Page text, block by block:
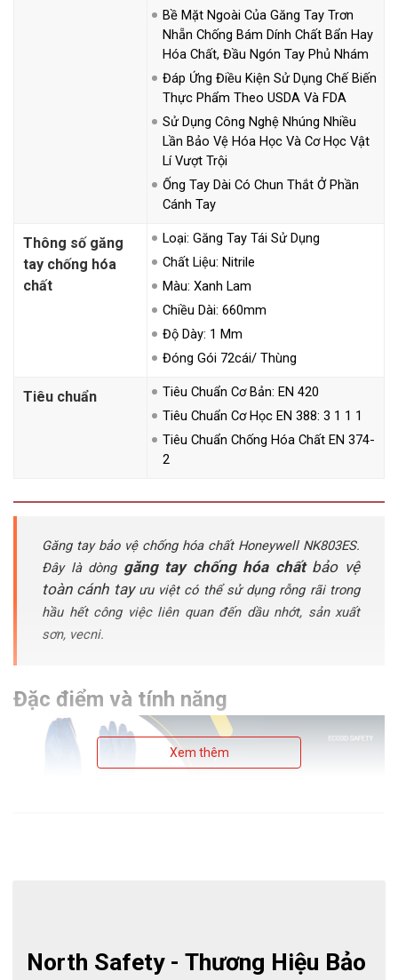
Bề Mặt Ngoài Của Găng Tay Trơn
Nhẵn Chống Bám Dính Chất Bẩn Hay
Hóa Chất, Đầu Ngón Tay Phủ Nhám
Đáp Ứng Điều Kiện Sử Dụng Chế Biến
Thực Phẩm Theo USDA Và FDA
Sử Dụng Công Nghệ Nhúng Nhiều
Lần Bảo Vệ Hóa Học Và Cơ Học Vật
Lí Vượt Trội
Ống Tay Dài Có Chun Thắt Ở Phần
Cánh Tay
Thông số găng
tay chống hóa
chất
Loại: Găng Tay Tái Sử Dụng
Chất Liệu: Nitrile
Màu: Xanh Lam
Chiều Dài: 660mm
Độ Dày: 1 Mm
Đóng Gói 72cái/ Thùng
Tiêu chuẩn
Tiêu Chuẩn Cơ Bản: EN 420
Tiêu Chuẩn Cơ Học EN 388: 3 1 1 1
Tiêu Chuẩn Chống Hóa Chất EN 374-
2
Găng tay bảo vệ chống hóa chất Honeywell NK803ES.
Đây là dòng găng tay chống hóa chấtbảo vệ
toàn cánh tay ưu việt có thể sử dụng rỗng rãi trong
hầu hết công việc liên quan đến dầu nhớt, sản xuất
sơn, vecni.
Đặc điểm và tính năng
cho găng tay chống lại nhiều hóa chất mạnh. Công nghệ sản
Xem thêm
North Safety - Thương Hiệu Bảo